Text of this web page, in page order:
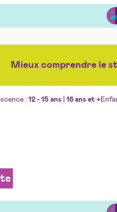
Mieux comprendre le
: 12 - 15 ans 16 ans et +